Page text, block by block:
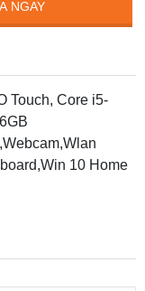
NGAY
Touch, Core i5-
10 Home